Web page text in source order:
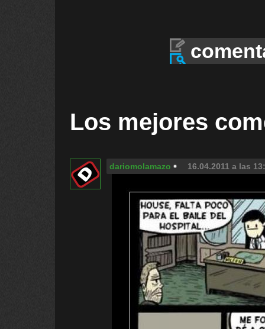
Los mejores
dariomolamazo 16.04.2011 a las